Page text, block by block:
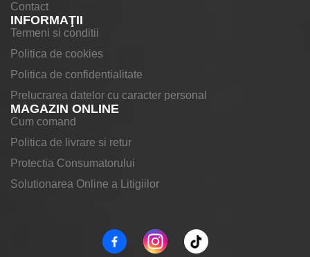
Contact
INFORMAŢII
Termeni si conditii
Politica de cookies
Politica de confidentialitate
Prelucrarea datelor cu caracter personal
MAGAZIN ONLINE
Cum comand
Politica de livrare si retur
Protectia Consumatorului
Solutionarea Online a Litigiilor